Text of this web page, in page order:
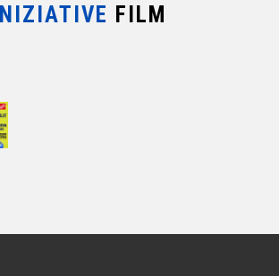
FILM